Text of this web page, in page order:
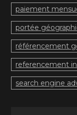
paiement
portée
référencement
referencement
search engine